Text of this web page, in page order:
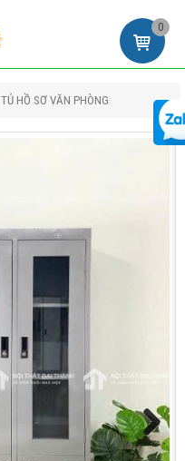
0
TỦ HỒ SƠ VĂN PHÒNG
Next